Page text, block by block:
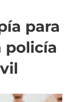
para
policía